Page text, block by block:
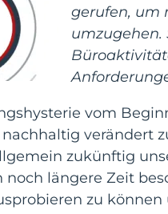
gerufen, um
umzugehen.
vom
verändert
zukünftig
noch längere Zeit
zu